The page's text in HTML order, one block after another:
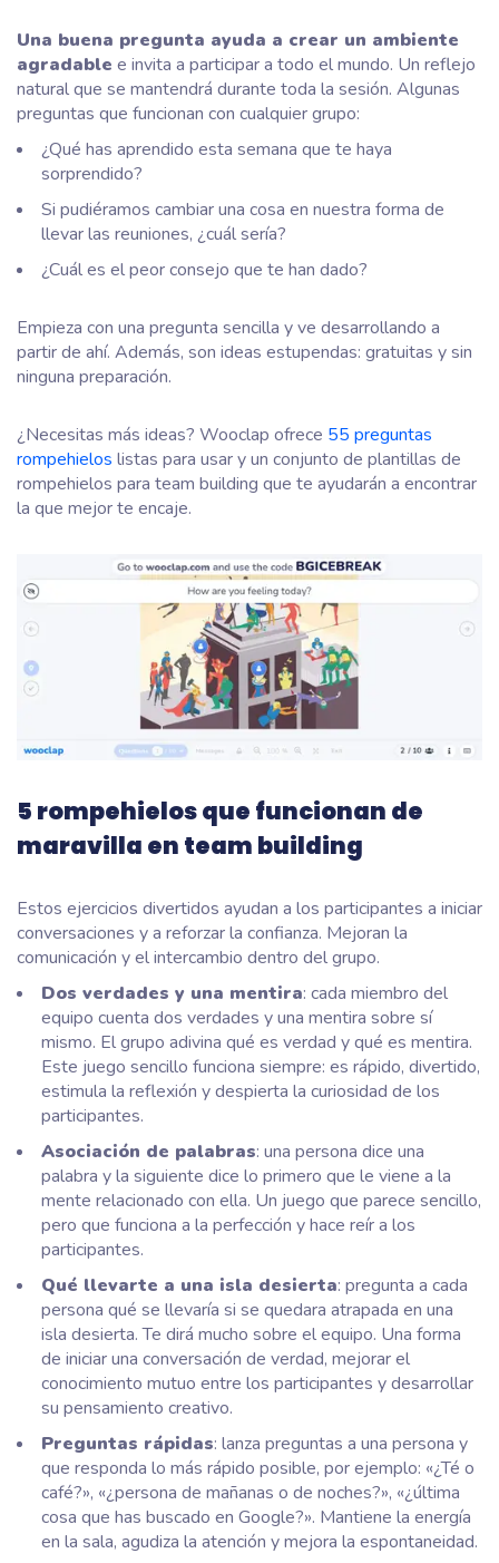
Una buena pregunta ayuda a crear un ambiente
agradable e invita a participar a todo el mundo. Un reflejo
natural que se mantendrá durante toda la sesión. Algunas
preguntas que funcionan con cualquier grupo:
¿Qué has aprendido esta semana que te haya
sorprendido?
Si pudiéramos cambiar una cosa en nuestra forma de
llevar las reuniones, ¿cuál sería?
¿Cuál es el peor consejo que te han dado?
Empieza con una pregunta sencilla y ve desarrollando a
partir de ahí. Además, son ideas estupendas: gratuitas y sin
ninguna preparación.
¿Necesitas más ideas? Wooclap ofrece 55 preguntas
rompehielos listas para usar y un conjunto de plantillas de
rompehielos para team building que te ayudarán a encontrar
la que mejor te encaje.
5 rompehielos que funcionan de
maravilla en team building
Estos ejercicios divertidos ayudan a los participantes a iniciar
conversaciones y a reforzar la confianza. Mejoran la
comunicación y el intercambio dentro del grupo.
Dos verdades y una mentira: cada miembro del
equipo cuenta dos verdades y una mentira sobre sí
mismo. El grupo adivina qué es verdad y qué es mentira.
Este juego sencillo funciona siempre: es rápido, divertido,
estimula la reflexión y despierta la curiosidad de los
participantes.
Asociación de palabras: una persona dice una
palabra y la siguiente dice lo primero que le viene a la
mente relacionado con ella. Un juego que parece sencillo,
pero que funciona a la perfección y hace reír a los
participantes.
Qué llevarte a una isla desierta: pregunta a cada
persona qué se llevaría si se quedara atrapada en una
isla desierta. Te dirá mucho sobre el equipo. Una forma
de iniciar una conversación de verdad, mejorar el
conocimiento mutuo entre los participantes y desarrollar
su pensamiento creativo.
Preguntas rápidas: lanza preguntas a una persona y
que responda lo más rápido posible, por ejemplo: «¿Té o
café?», «¿persona de mañanas o de noches?», «¿última
cosa que has buscado en Google?». Mantiene la energía
en la sala, agudiza la atención y mejora la espontaneidad.